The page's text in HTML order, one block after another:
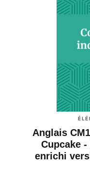
Anglais
Cupcake
enrichi